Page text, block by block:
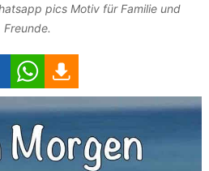
pics Motiv für Familie und
Freunde.